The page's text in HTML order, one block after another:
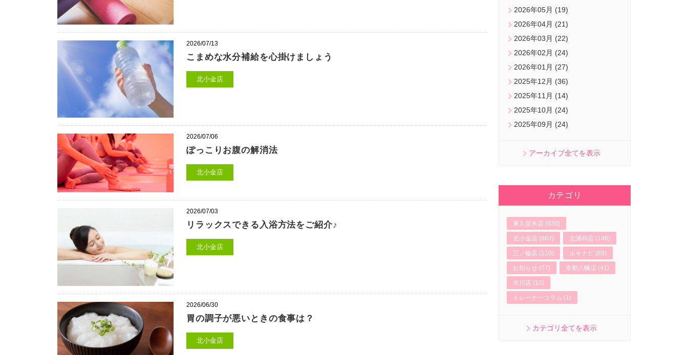
2026/07/13
こまめな水分補給を心掛けましょう
北小金店
2026/07/06
ぽっこりお腹の解消法
北小金店
2026/07/03
リラックスできる入浴方法をご紹介♪
北小金店
2026/06/30
胃の調子が悪いときの食事は？
北小金店
2026年05月 (19)
2026年04月 (21)
2026年03月 (22)
2026年02月 (24)
2026年01月 (27)
2025年12月 (36)
2025年11月 (14)
2025年10月 (24)
2025年09月 (24)
アーカイブ全てを表示
カテゴリ
東久留米店 (930)
北小金店 (663) 北浦和店 (146)
三ノ輪店 (110) ルキナビ (89)
お知らせ (77) 京都八幡店 (41)
市川店 (10)
トレーナーコラム (1)
カテゴリ全てを表示